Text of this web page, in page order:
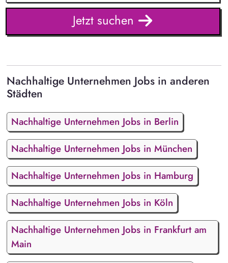
Jetzt suchen
Nachhaltige Unternehmen Jobs in anderen
Städten
Nachhaltige Unternehmen Jobs in Berlin
Nachhaltige Unternehmen Jobs in München
Nachhaltige Unternehmen Jobs in Hamburg
Nachhaltige Unternehmen Jobs in Köln
Nachhaltige Unternehmen Jobs in Frankfurt am
Main